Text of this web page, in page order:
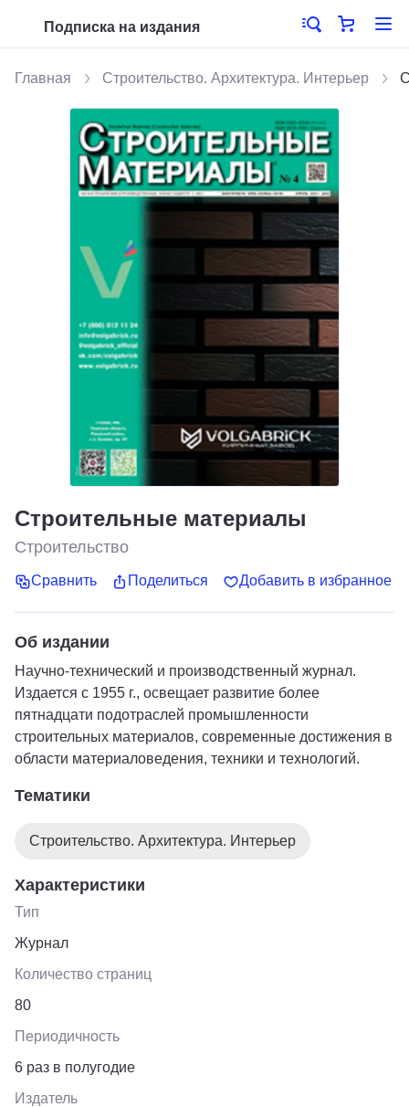
Подписка на издания
Главная Строительство. Архитектура. Интерьер
Строительные материалы
Строительство
Сравнить Поделиться Добавить в избранное
Об издании
Научно-технический и производственный журнал.
Издается с 1955 г., освещает развитие более
пятнадцати подотраслей промышленности
строительных материалов, современные достижения в
области материаловедения, техники и технологий.
Тематики
Строительство. Архитектура. Интерьер
Характеристики
Тип
Журнал
Количество страниц
80
Периодичность
6 раз в полугодие
Издатель